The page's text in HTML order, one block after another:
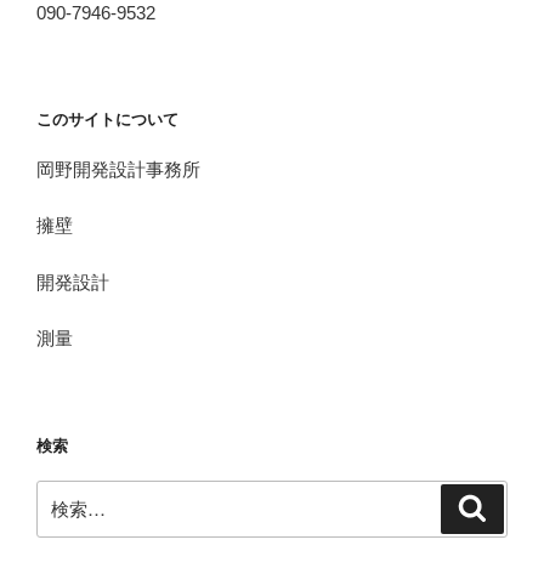
090-7946-9532
このサイトについて
岡野開発設計事務所
擁壁
開発設計
測量
検索
索: